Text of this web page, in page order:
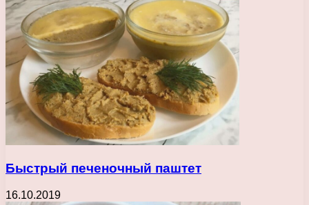
Быстрый печеночный паштет
16.10.2019